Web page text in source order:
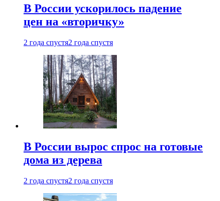
В России ускорилось падение
цен на «вторичку»
2 года спустя2 года спустя
В России вырос спрос на готовые
дома из дерева
2 года спустя2 года спустя